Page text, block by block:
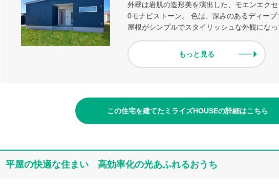
外壁は岩肌の造形美を演出した、モエンエク
0モナビストーン。 色は、深みのあるディー
屋根がシンプルでスタイリッシュな外観になっ
もっと見る
この住宅を建てたミライズHOUSEの詳細はこちら
平屋の快適な住まい 高効率化の光あふれるおうち